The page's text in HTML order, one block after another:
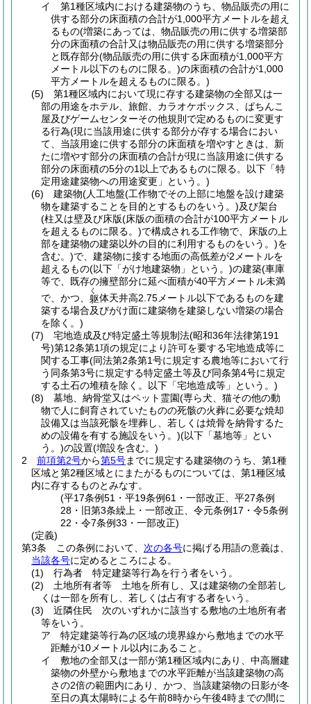
イ
第1種区域内における建築物のうち、物品販売の用に
供する部分の床面積の合計が1,000平方メートルを超え
るもの(増築にあっては、物品販売の用に供する増築部
分の床面積の合計又は物品販売の用に供する増築部分
と既存部分(物品販売の用に供する床面積が1,000平方
メートル以下のものに限る。)の床面積の合計が1,000
平方メートルを超えるものに限る。)
(5)
第1種区域内において現に存する建築物の全部又は一
部の用途をホテル、旅館、カラオケボックス、ぱちんこ
屋及びゲームセンターその他規則で定めるものに変更す
る行為(現に当該用途に供する部分が存する場合におい
て、当該用途に供する部分の床面積を増やすときは、新
たに増やす部分の床面積の合計が現に当該用途に供する
部分の床面積の5分の1以上であるものに限る。以下「特
定用途建築物への用途変更」という。)
(6)
建築物(人工地盤(工作物でその上部に地盤を設け建築
物を建築することを目的とするものをいう。)及び架台
(柱又は壁及び床版(床版の面積の合計が100平方メートル
を超えるものに限る。)で構成される工作物で、床版の上
部を建築物の建築以外の目的に利用するものをいう。)を
含む。)で、建築物に接する地面の高低差が2メートルを
超えるもの(以下「がけ地建築物」という。)の建築(車庫
等で、既存の擁壁部分に延べ面積が40平方メートル未満
で、かつ、 躯
く
体天井高2.75メートル以下であるものを建
築する場合及びがけ面に建築物を建築しない増築の場合
を除く。)
(7)
宅地造成及び特定盛土等規制法(昭和36年法律第191
号)第12条第1項の規定により許可を要する宅地造成等に
関する工事(同法第2条第1号に規定する農地等において行
う同条第3号に規定する特定盛土等及び同条第4号に規定
する土石の堆積を除く。以下「宅地造成等」という。)
(8)
墓地、納骨堂又はペット霊園(専ら犬、猫その他の動
物で人に飼育されていたものの死骸の火葬に必要な焼却
設備又は当該死骸を埋葬し、若しくは焼骨を納骨するた
めの設備を有する施設をいう。)(以下「墓地等」とい
う。)の設置(増設を含む。)
2
前項第2号から第5号までに規定する建築物のうち、第1種
区域と第2種区域とにまたがるものについては、第1種区域
内に存するものとみなす。
(平17条例51・平19条例61・一部改正、平27条例
28・旧第3条繰上・一部改正、令元条例17・令5条例
22・令7条例33・一部改正)
(定義)
第3条
この条例において、 次の各号に掲げる用語の意義は、
当該各号に定めるところによる。
(1)
行為者 特定建築等行為を行う者をいう。
(2)
土地所有者等 土地を所有し、又は建築物の全部若し
くは一部を所有し、若しくは占有する者をいう。
(3)
近隣住民 次のいずれかに該当する敷地の土地所有者
等をいう。
ア
特定建築等行為の区域の境界線から敷地までの水平
距離が10メートル以内にあること。
イ
敷地の全部又は一部が第1種区域内にあり、中高層建
築物の外壁から敷地までの水平距離が当該建築物の高
さの2倍の範囲内にあり、かつ、当該建築物の日影が冬
至日の真太陽時による午前8時から午後4時までの間に